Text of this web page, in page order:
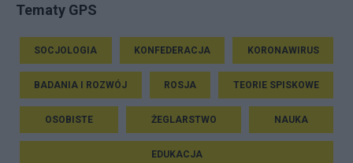
Tematy GPS
SOCJOLOGIA KONFEDERACJA KORONAWIRUS
BADANIA I ROZWÓJ ROSJA TEORIE SPISKOWE
OSOBISTE ŻEGLARSTWO NAUKA
EDUKACJA